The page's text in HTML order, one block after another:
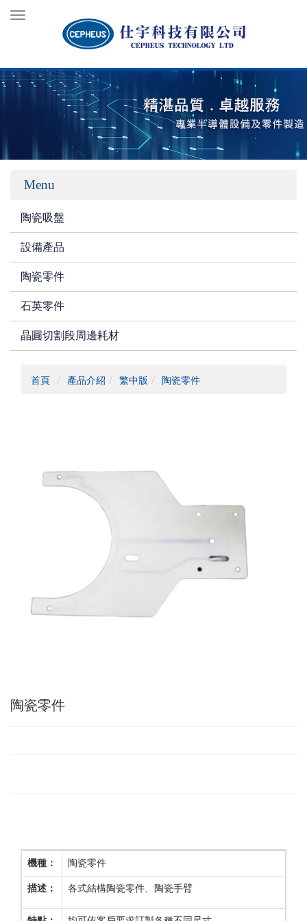
Toggle
navigation
Menu
陶瓷吸盤
設備產品
陶瓷零件
石英零件
晶圓切割段周邊耗材
首頁 產品介紹 繁中版 陶瓷零件
陶瓷零件
機種： 陶瓷零件
描述： 各式結構陶瓷零件、陶瓷手臂